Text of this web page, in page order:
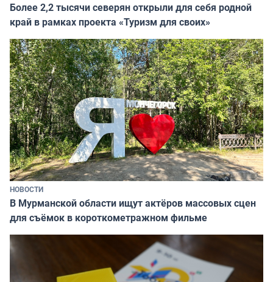
Более 2,2 тысячи северян открыли для себя родной
край в рамках проекта «Туризм для своих»
НОВОСТИ
В Мурманской области ищут актёров массовых сцен
для съёмок в короткометражном фильме